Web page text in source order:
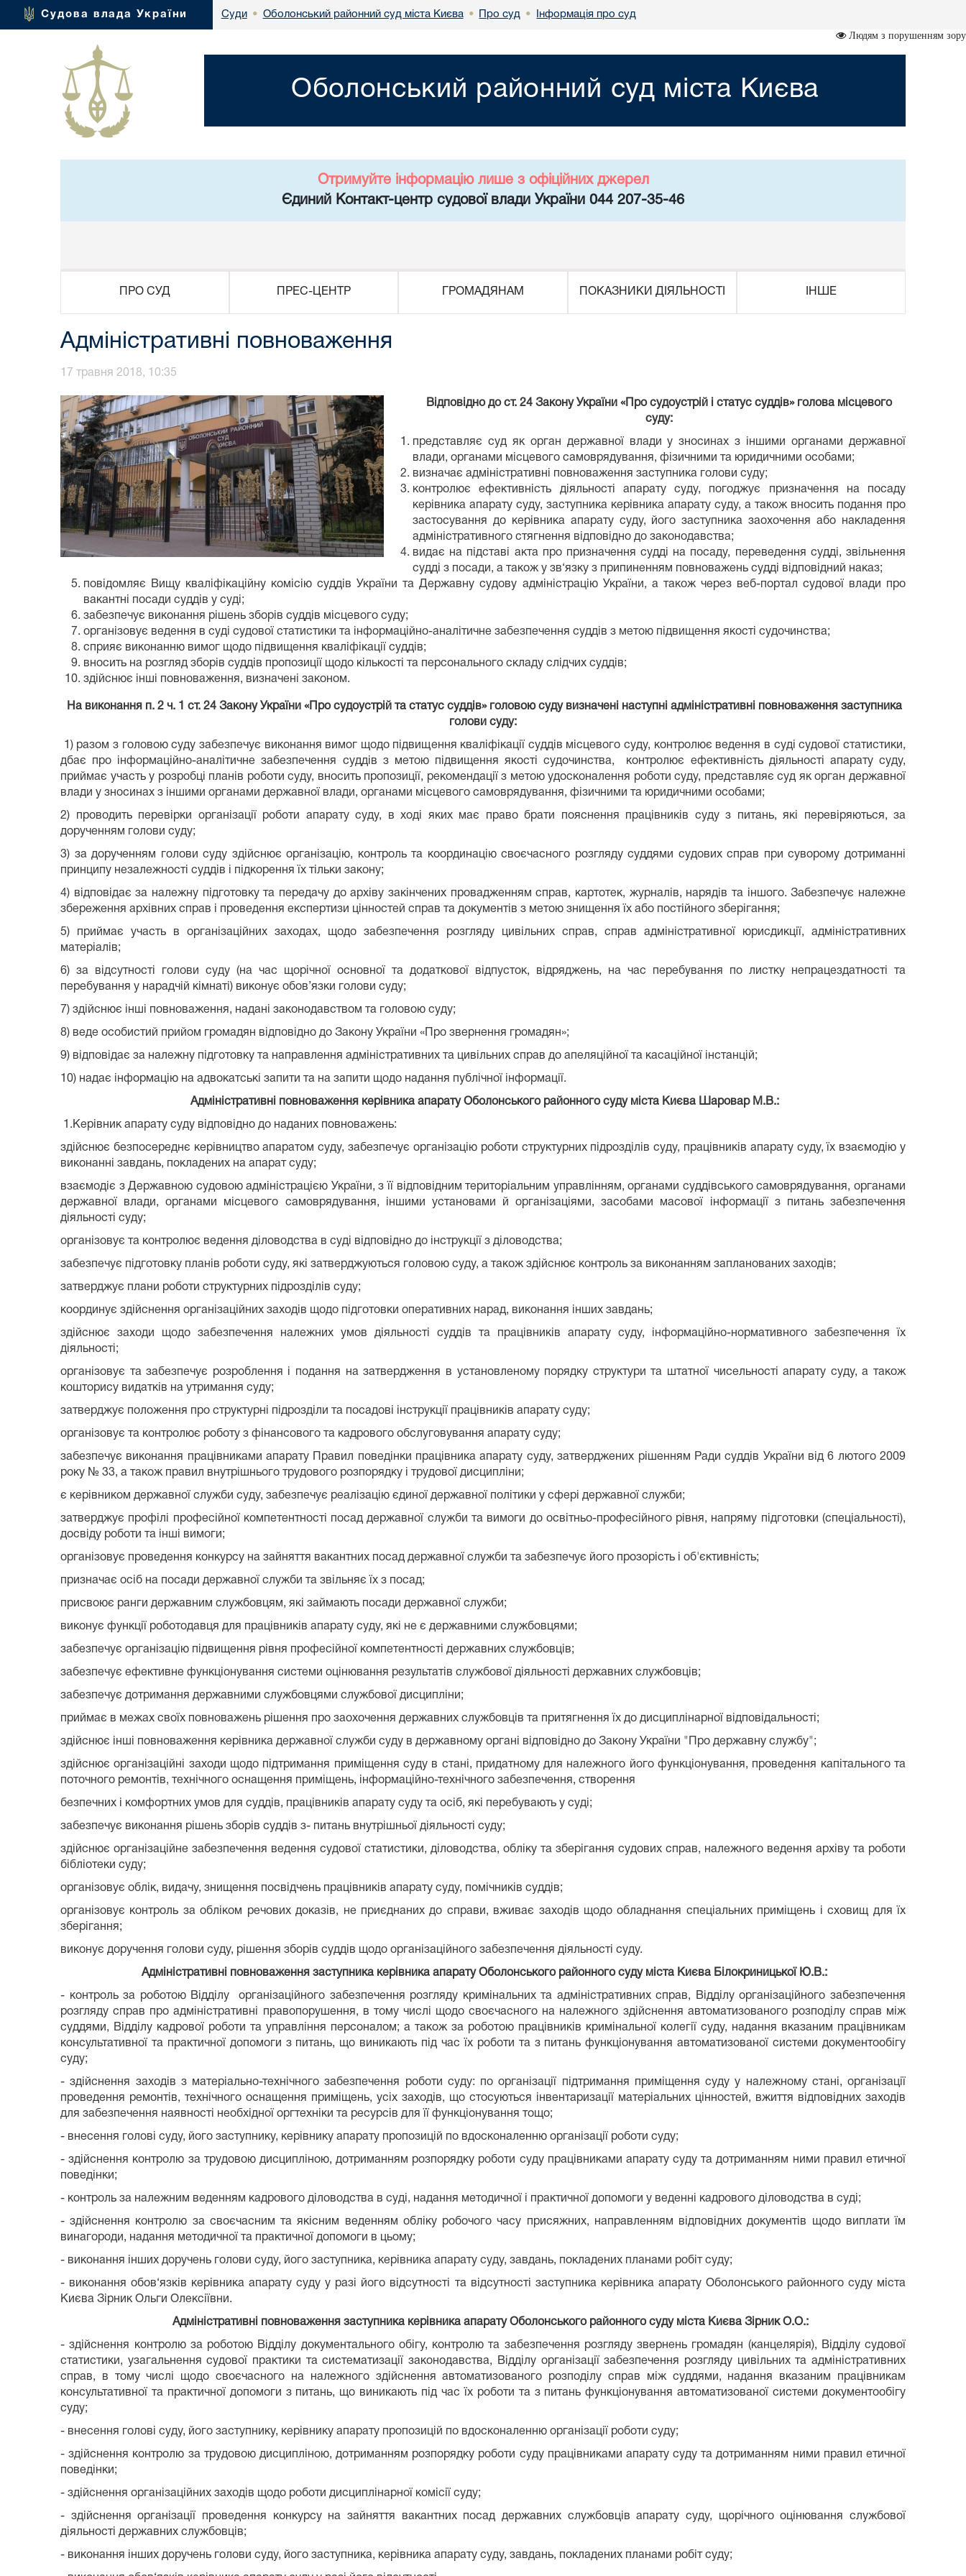
Судова влада України Суди • Оболонський районний суд міста Києва • Про суд • Інформація про суд
Людям з порушенням зору
Оболонський районний суд міста Києва
Отримуйте інформацію лише з офіційних джерел
Єдиний Контакт-центр судової влади України 044 207-35-46
ПРО СУД ПРЕС-ЦЕНТР ГРОМАДЯНАМ ПОКАЗНИКИ ДІЯЛЬНОСТІ ІНШЕ
Адміністративні повноваження
17 травня 2018, 10:35
Відповідно до ст. 24 Закону України «Про судоустрій і статус суддів» голова місцевого
суду:
представляє суд як орган державної влади у зносинах з іншими органами державної
влади, органами місцевого самоврядування, фізичними та юридичними особами;
визначає адміністративні повноваження заступника голови суду;
контролює ефективність діяльності апарату суду, погоджує призначення на посаду
керівника апарату суду, заступника керівника апарату суду, а також вносить подання про
застосування до керівника апарату суду, його заступника заохочення або накладення
адміністративного стягнення відповідно до законодавства;
видає на підставі акта про призначення судді на посаду, переведення судді, звільнення
судді з посади, а також у зв‘язку з припиненням повноважень судді відповідний наказ;
повідомляє Вищу кваліфікаційну комісію суддів України та Державну судову адміністрацію України, а також через веб-портал судової влади про
вакантні посади суддів у суді;
забезпечує виконання рішень зборів суддів місцевого суду;
організовує ведення в суді судової статистики та інформаційно-аналітичне забезпечення суддів з метою підвищення якості судочинства;
сприяє виконанню вимог щодо підвищення кваліфікації суддів;
вносить на розгляд зборів суддів пропозиції щодо кількості та персонального складу слідчих суддів;
здійснює інші повноваження, визначені законом.
На виконання п. 2 ч. 1 ст. 24 Закону України «Про судоустрій та статус суддів» головою суду визначені наступні адміністративні повноваження заступника
голови суду:
1) разом з головою суду забезпечує виконання вимог щодо підвищення кваліфікації суддів місцевого суду, контролює ведення в суді судової статистики,
дбає про інформаційно-аналітичне забезпечення суддів з метою підвищення якості судочинства, контролює ефективність діяльності апарату суду,
приймає участь у розробці планів роботи суду, вносить пропозиції, рекомендації з метою удосконалення роботи суду, представляє суд як орган державної
влади у зносинах з іншими органами державної влади, органами місцевого самоврядування, фізичними та юридичними особами;
2) проводить перевірки організації роботи апарату суду, в ході яких має право брати пояснення працівників суду з питань, які перевіряються, за
дорученням голови суду;
3) за дорученням голови суду здійснює організацію, контроль та координацію своєчасного розгляду суддями судових справ при суворому дотриманні
принципу незалежності суддів і підкорення їх тільки закону;
4) відповідає за належну підготовку та передачу до архіву закінчених провадженням справ, картотек, журналів, нарядів та іншого. Забезпечує належне
збереження архівних справ і проведення експертизи цінностей справ та документів з метою знищення їх або постійного зберігання;
5) приймає участь в організаційних заходах, щодо забезпечення розгляду цивільних справ, справ адміністративної юрисдикції, адміністративних
матеріалів;
6) за відсутності голови суду (на час щорічної основної та додаткової відпусток, відряджень, на час перебування по листку непрацездатності та
перебування у нарадчій кімнаті) виконує обов’язки голови суду;
7) здійснює інші повноваження, надані законодавством та головою суду;
8) веде особистий прийом громадян відповідно до Закону України «Про звернення громадян»;
9) відповідає за належну підготовку та направлення адміністративних та цивільних справ до апеляційної та касаційної інстанцій;
10) надає інформацію на адвокатські запити та на запити щодо надання публічної інформації.
Адміністративні повноваження керівника апарату Оболонського районного суду міста Києва Шаровар М.В.:
1.Керівник апарату суду відповідно до наданих повноважень:
здійснює безпосереднє керівництво апаратом суду, забезпечує організацію роботи структурних підрозділів суду, працівників апарату суду, їх взаємодію у
виконанні завдань, покладених на апарат суду;
взаємодіє з Державною судовою адміністрацією України, з її відповідним територіальним управлінням, органами суддівського самоврядування, органами
державної влади, органами місцевого самоврядування, іншими установами й організаціями, засобами масової інформації з питань забезпечення
діяльності суду;
організовує та контролює ведення діловодства в суді відповідно до інструкції з діловодства;
забезпечує підготовку планів роботи суду, які затверджуються головою суду, а також здійснює контроль за виконанням запланованих заходів;
затверджує плани роботи структурних підрозділів суду;
координує здійснення організаційних заходів щодо підготовки оперативних нарад, виконання інших завдань;
здійснює заходи щодо забезпечення належних умов діяльності суддів та працівників апарату суду, інформаційно-нормативного забезпечення їх
діяльності;
організовує та забезпечує розроблення і подання на затвердження в установленому порядку структури та штатної чисельності апарату суду, а також
кошторису видатків на утримання суду;
затверджує положення про структурні підрозділи та посадові інструкції працівників апарату суду;
організовує та контролює роботу з фінансового та кадрового обслуговування апарату суду;
забезпечує виконання працівниками апарату Правил поведінки працівника апарату суду, затверджених рішенням Ради суддів України від 6 лютого 2009
року № 33, а також правил внутрішнього трудового розпорядку і трудової дисципліни;
є керівником державної служби суду, забезпечує реалізацію єдиної державної політики у сфері державної служби;
затверджує профілі професійної компетентності посад державної служби та вимоги до освітньо-професійного рівня, напряму підготовки (спеціальності),
досвіду роботи та інші вимоги;
організовує проведення конкурсу на зайняття вакантних посад державної служби та забезпечує його прозорість і об'єктивність;
призначає осіб на посади державної служби та звільняє їх з посад;
присвоює ранги державним службовцям, які займають посади державної служби;
виконує функції роботодавця для працівників апарату суду, які не є державними службовцями;
забезпечує організацію підвищення рівня професійної компетентності державних службовців;
забезпечує ефективне функціонування системи оцінювання результатів службової діяльності державних службовців;
забезпечує дотримання державними службовцями службової дисципліни;
приймає в межах своїх повноважень рішення про заохочення державних службовців та притягнення їх до дисциплінарної відповідальності;
здійснює інші повноваження керівника державної служби суду в державному органі відповідно до Закону України "Про державну службу";
здійснює організаційні заходи щодо підтримання приміщення суду в стані, придатному для належного його функціонування, проведення капітального та
поточного ремонтів, технічного оснащення приміщень, інформаційно-технічного забезпечення, створення
безпечних і комфортних умов для суддів, працівників апарату суду та осіб, які перебувають у суді;
забезпечує виконання рішень зборів суддів з- питань внутрішньої діяльності суду;
здійснює організаційне забезпечення ведення судової статистики, діловодства, обліку та зберігання судових справ, належного ведення архіву та роботи
бібліотеки суду;
організовує облік, видачу, знищення посвідчень працівників апарату суду, помічників суддів;
організовує контроль за обліком речових доказів, не приєднаних до справи, вживає заходів щодо обладнання спеціальних приміщень і сховищ для їх
зберігання;
виконує доручення голови суду, рішення зборів суддів щодо організаційного забезпечення діяльності суду.
Адміністративні повноваження заступника керівника апарату Оболонського районного суду міста Києва Білокриницької Ю.В.:
- контроль за роботою Відділу організаційного забезпечення розгляду кримінальних та адміністративних справ, Відділу організаційного забезпечення
розгляду справ про адміністративні правопорушення, в тому числі щодо своєчасного на належного здійснення автоматизованого розподілу справ між
суддями, Відділу кадрової роботи та управління персоналом; а також за роботою працівників кримінальної колегії суду, надання вказаним працівникам
консультативної та практичної допомоги з питань, що виникають під час їх роботи та з питань функціонування автоматизованої системи документообігу
суду;
- здійснення заходів з матеріально-технічного забезпечення роботи суду: по організації підтримання приміщення суду у належному стані, організації
проведення ремонтів, технічного оснащення приміщень, усіх заходів, що стосуються інвентаризації матеріальних цінностей, вжиття відповідних заходів
для забезпечення наявності необхідної оргтехніки та ресурсів для її функціонування тощо;
- внесення голові суду, його заступнику, керівнику апарату пропозицій по вдосконаленню організації роботи суду;
- здійснення контролю за трудовою дисципліною, дотриманням розпорядку роботи суду працівниками апарату суду та дотриманням ними правил етичної
поведінки;
- контроль за належним веденням кадрового діловодства в суді, надання методичної і практичної допомоги у веденні кадрового діловодства в суді;
- здійснення контролю за своєчасним та якісним веденням обліку робочого часу присяжних, направленням відповідних документів щодо виплати їм
винагороди, надання методичної та практичної допомоги в цьому;
- виконання інших доручень голови суду, його заступника, керівника апарату суду, завдань, покладених планами робіт суду;
- виконання обов‘язків керівника апарату суду у разі його відсутності та відсутності заступника керівника апарату Оболонського районного суду міста
Києва Зірник Ольги Олексіївни.
Адміністративні повноваження заступника керівника апарату Оболонського районного суду міста Києва Зірник О.О.:
- здійснення контролю за роботою Відділу документального обігу, контролю та забезпечення розгляду звернень громадян (канцелярія), Відділу судової
статистики, узагальнення судової практики та систематизації законодавства, Відділу організації забезпечення розгляду цивільних та адміністративних
справ, в тому числі щодо своєчасного на належного здійснення автоматизованого розподілу справ між суддями, надання вказаним працівникам
консультативної та практичної допомоги з питань, що виникають під час їх роботи та з питань функціонування автоматизованої системи документообігу
суду;
- внесення голові суду, його заступнику, керівнику апарату пропозицій по вдосконаленню організації роботи суду;
- здійснення контролю за трудовою дисципліною, дотриманням розпорядку роботи суду працівниками апарату суду та дотриманням ними правил етичної
поведінки;
- здійснення організаційних заходів щодо роботи дисциплінарної комісії суду;
- здійснення організації проведення конкурсу на зайняття вакантних посад державних службовців апарату суду, щорічного оцінювання службової
діяльності державних службовців;
- виконання інших доручень голови суду, його заступника, керівника апарату суду, завдань, покладених планами робіт суду;